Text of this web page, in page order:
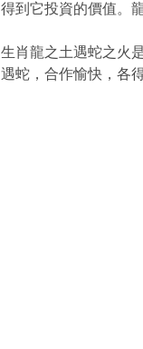
得到它投資的價值。
生肖龍之土遇蛇之火
遇蛇，合作愉快，各